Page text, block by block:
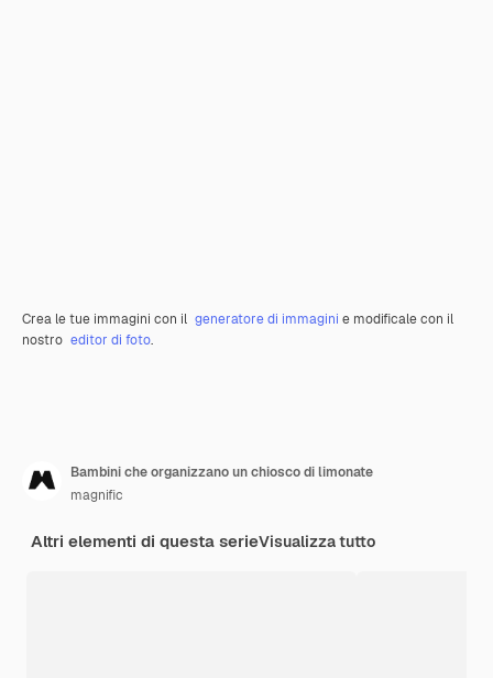
Crea le tue immagini con il generatore di immagini e modificale con il
nostro editor di foto.
Bambini che organizzano un chiosco di limonate
magnific
Altri elementi di questa serieVisualizza tutto